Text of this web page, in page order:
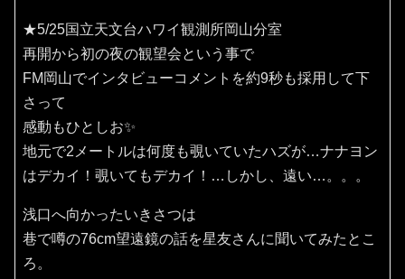
★5/25国立天文台ハワイ観測所岡山分室
再開から初の夜の観望会という事で
FM岡山でインタビューコメントを約9秒も採用して下
さって
感動もひとしお✨️
地元で2メートルは何度も覗いていたハズが…ナナヨン
はデカイ！覗いてもデカイ！…しかし、遠い…。。。
浅口へ向かったいきさつは
巷で噂の76cm望遠鏡の話を星友さんに聞いてみたとこ
ろ。